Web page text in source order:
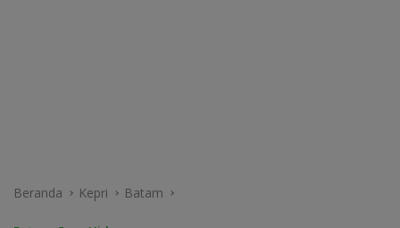
Beranda Kepri Batam